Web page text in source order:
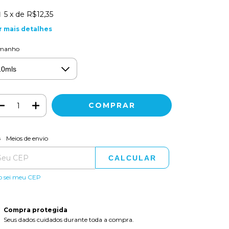
5 x de R$12,35
mais detalhes
para o CEP:
Meios de envio
CALCULAR
sei meu CEP
Compra protegida
Seus dados cuidados durante toda a compra.